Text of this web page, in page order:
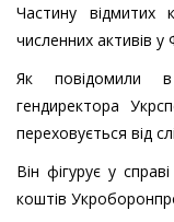
Частину відмитих
численних активів
Як повідомили
гендиректора
переховується від
Він фігурує у
коштів